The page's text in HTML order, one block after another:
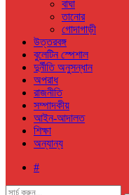
বাঘা
তানোর
গোদাগাড়ী
উত্তরবঙ্গ
বুলেটিন স্পেশাল
দুর্নীতি অনুসন্ধান
অপরাধ
রাজনীতি
সম্পাদকীয়
আইন-আদালত
শিক্ষা
অন্যান্য
#